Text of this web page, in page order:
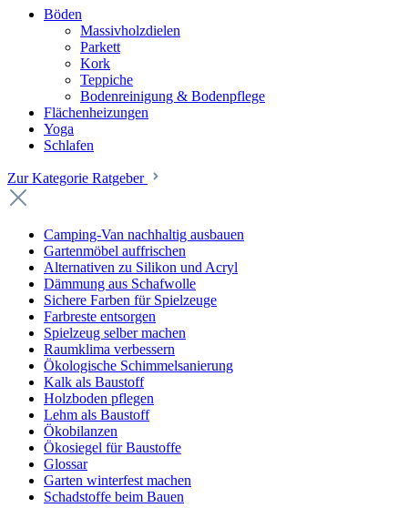
Böden
Massivholzdielen
Parkett
Kork
Teppiche
Bodenreinigung & Bodenpflege
Flächenheizungen
Yoga
Schlafen
Zur Kategorie Ratgeber
Camping-Van nachhaltig ausbauen
Gartenmöbel auffrischen
Alternativen zu Silikon und Acryl
Dämmung aus Schafwolle
Sichere Farben für Spielzeuge
Farbreste entsorgen
Spielzeug selber machen
Raumklima verbessern
Ökologische Schimmelsanierung
Kalk als Baustoff
Holzboden pflegen
Lehm als Baustoff
Ökobilanzen
Ökosiegel für Baustoffe
Glossar
Garten winterfest machen
Schadstoffe beim Bauen